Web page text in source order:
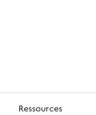
Ressources